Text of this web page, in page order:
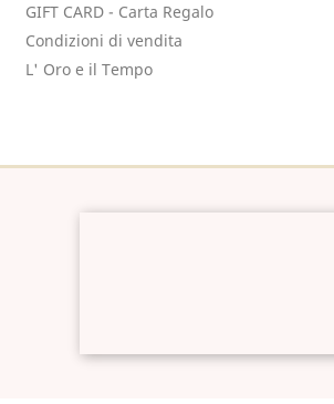
GIFT CARD - Carta Regalo
Condizioni di vendita
L' Oro e il Tempo